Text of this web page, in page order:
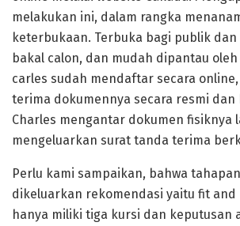
melakukan ini, dalam rangka
keterbukaan. Terbuka bagi publik
bakal calon, dan mudah dipantau oleh
carles sudah mendaftar secara
terima dokumennya secara resmi dan
Charles mengantar dokumen fisiknya
mengeluarkan surat tanda terima
Perlu kami sampaikan, bahwa
dikeluarkan rekomendasi yaitu fit and
hanya miliki tiga kursi dan keputusan